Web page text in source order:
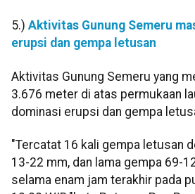
5.) Aktivitas Gunung Semeru
erupsi dan gempa letusan
Aktivitas Gunung Semeru yang
3.676 meter di atas permukaan
dominasi erupsi dan gempa
"Tercatat 16 kali gempa letusan
13-22 mm, dan lama gempa 69-
selama enam jam terakhir pada